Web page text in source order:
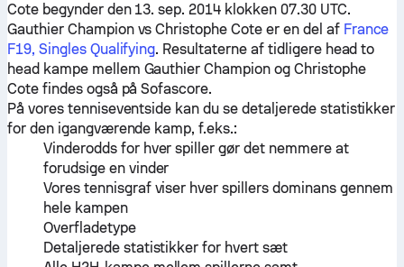
Cotebegynder den 13. sep. 2014 klokken 07.30 UTC.
Gauthier ChampionvsChristophe Cote er en del af France
F19, Singles Qualifying. Resultaterne af tidligere head to
head kampe mellem Gauthier Champion og Christophe
Cotefindes også på Sofascore.
På vores tenniseventside kan du se detaljerede statistikker
for den igangværende kamp, f.eks.:
Vinderodds for hver spiller gør det nemmere at
forudsige en vinder
Vores tennisgraf viser hver spillers dominans gennem
hele kampen
Overfladetype
Detaljerede statistikker for hvert sæt